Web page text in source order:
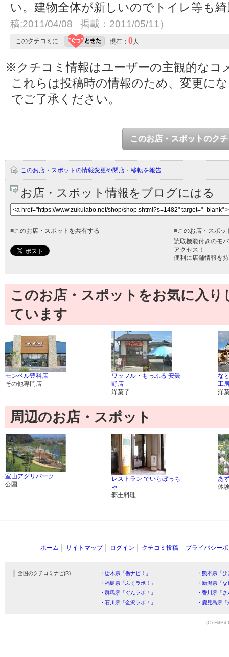
い。建物全体が新しいのでトイレ等も
稿:2011/04/08 掲載：2011/05/11）
このクチコミに 現在： 0人
※クチコミ情報はユーザーの主観的なコ
これらは投稿時の情報のため、変更に
でご了承ください。
このお店・スポットのク
このお店・スポットの情報変更や閉店・移転を報告
お店・スポット情報をブログにはる
■このお店・スポットを共有する ■このお店・スポッ
読取機能付きのモ
アクセス！
便利に店舗情報を
このお店・スポットをお気に入
ています
モンベル豊科店
その他専門店
ワッフル・もっふる 安曇
野店
洋菓子
な
工
洋
周辺のお店・スポット
室山アグリパーク
公園
レストラン でいらぼっち
ゃ
郷土料理
あ
体
ホーム サイトマップ ログイン クチコミ投稿 プライバシー
全国のクチコミナビ(R) ・栃木県「栃ナビ！」
・熊本県「
・福島県「ふくラボ！」
・新潟県「
・群馬県「ぐんラボ！」
・香川県「
・石川県「金沢ラボ！」
・鹿児島県
(C) HitBit